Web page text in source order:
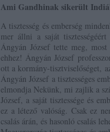
Ami Gandhinak sikerült
A tisztesség és emberség
mer állni a saját
Ángyán József tette meg,
ehhez! Ángyán József
ott a kormány-tisztviselőséget,
Ángyán József a tisztességes
elmondja Nekünk, mi zajlik a
József, a saját tisztessége és
ez a létező valóság. Csak ez
csalás árán, és hasonló csalás